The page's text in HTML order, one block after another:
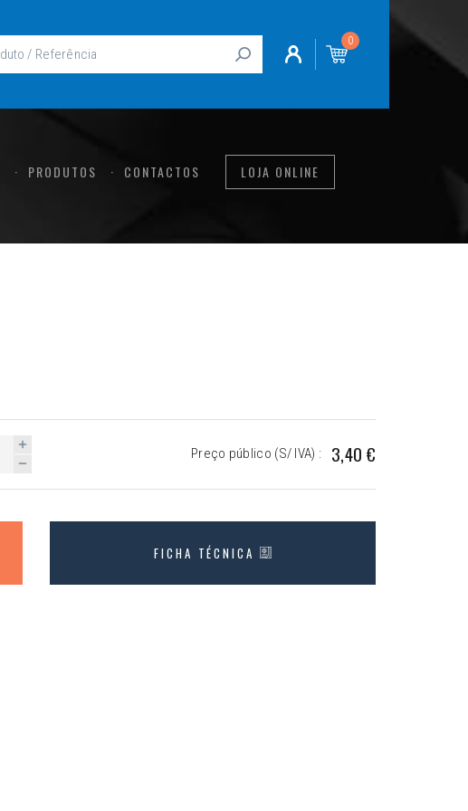
0
PRODUTOS CONTACTOS LOJA ONLINE
Preço público (S/ IVA) : 3,40 €
FICHA TÉCNICA